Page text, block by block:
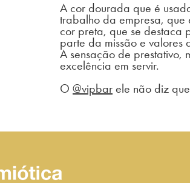
A cor dourada que é
trabalho da empresa, que
cor preta, que se destaca
parte da missão e valores
A sensação de prestativo,
excelência em servir.
O @vipbar ele não diz